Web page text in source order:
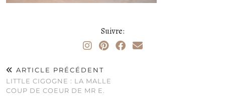
Suivre:
ARTICLE PRÉCÉDENT
LITTLE CIGOGNE : LA MALLE
COUP DE COEUR DE MR E.